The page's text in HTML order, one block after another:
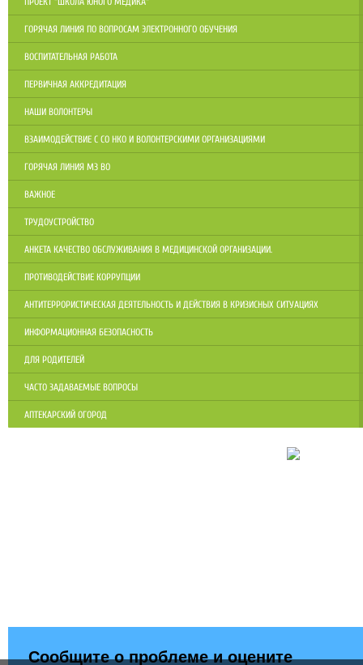
ГОРЯЧАЯ ЛИНИЯ ПО ВОПРОСАМ ЭЛЕКТРОННОГО ОБУЧЕНИЯ
ВОСПИТАТЕЛЬНАЯ РАБОТА
ПЕРВИЧНАЯ АККРЕДИТАЦИЯ
НАШИ ВОЛОНТЕРЫ
ВЗАИМОДЕЙСТВИЕ С СО НКО И ВОЛОНТЕРСКИМИ ОРГАНИЗАЦИЯМИ
ГОРЯЧАЯ ЛИНИЯ МЗ ВО
ВАЖНОЕ
ТРУДОУСТРОЙСТВО
АНКЕТА КАЧЕСТВО ОБСЛУЖИВАНИЯ В МЕДИЦИНСКОЙ ОРГАНИЗАЦИИ.
ПРОТИВОДЕЙСТВИЕ КОРРУПЦИИ
АНТИТЕРРОРИСТИЧЕСКАЯ ДЕЯТЕЛЬНОСТЬ И ДЕЙСТВИЯ В КРИЗИСНЫХ СИТУАЦИЯХ
ИНФОРМАЦИОННАЯ БЕЗОПАСНОСТЬ
ДЛЯ РОДИТЕЛЕЙ
ЧАСТО ЗАДАВАЕМЫЕ ВОПРОСЫ
АПТЕКАРСКИЙ ОГОРОД
Сообщите о проблеме и оцените